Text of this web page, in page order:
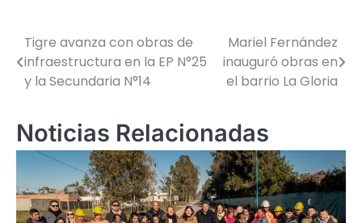
Navegación
de
Tigre avanza con obras de
infraestructura en la EP N°25
y la Secundaria N°14
Mariel Fernández
inauguró obras en
el barrio La Gloria
Noticias Relacionadas